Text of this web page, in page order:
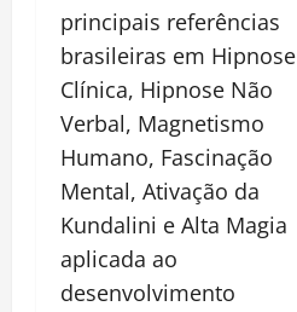
principais referências
brasileiras em Hipnose
Clínica, Hipnose Não
Verbal, Magnetismo
Humano, Fascinação
Mental, Ativação da
Kundalini e Alta Magia
aplicada ao
desenvolvimento